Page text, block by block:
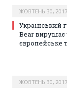
ЖОВТЕНЬ 30, 2017
Український
Bear вирушає
європейське
ЖОВТЕНЬ 30, 2017